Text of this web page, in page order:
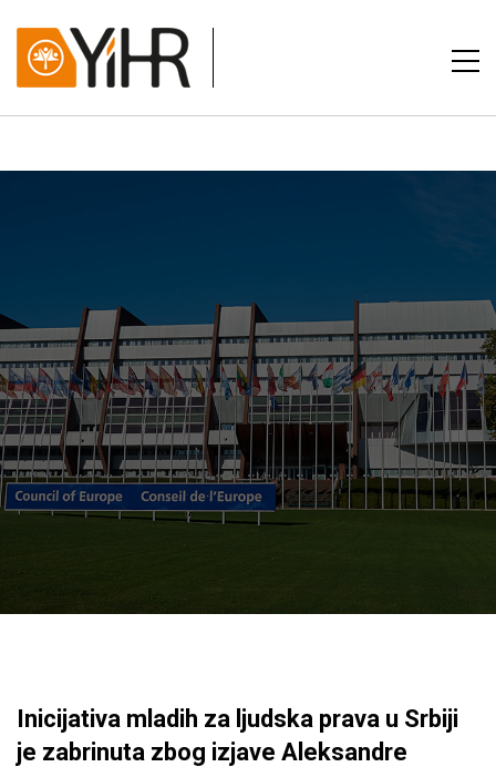
Inicijativa mladih za ljudska prava u Srbiji
je zabrinuta zbog izjave Aleksandre